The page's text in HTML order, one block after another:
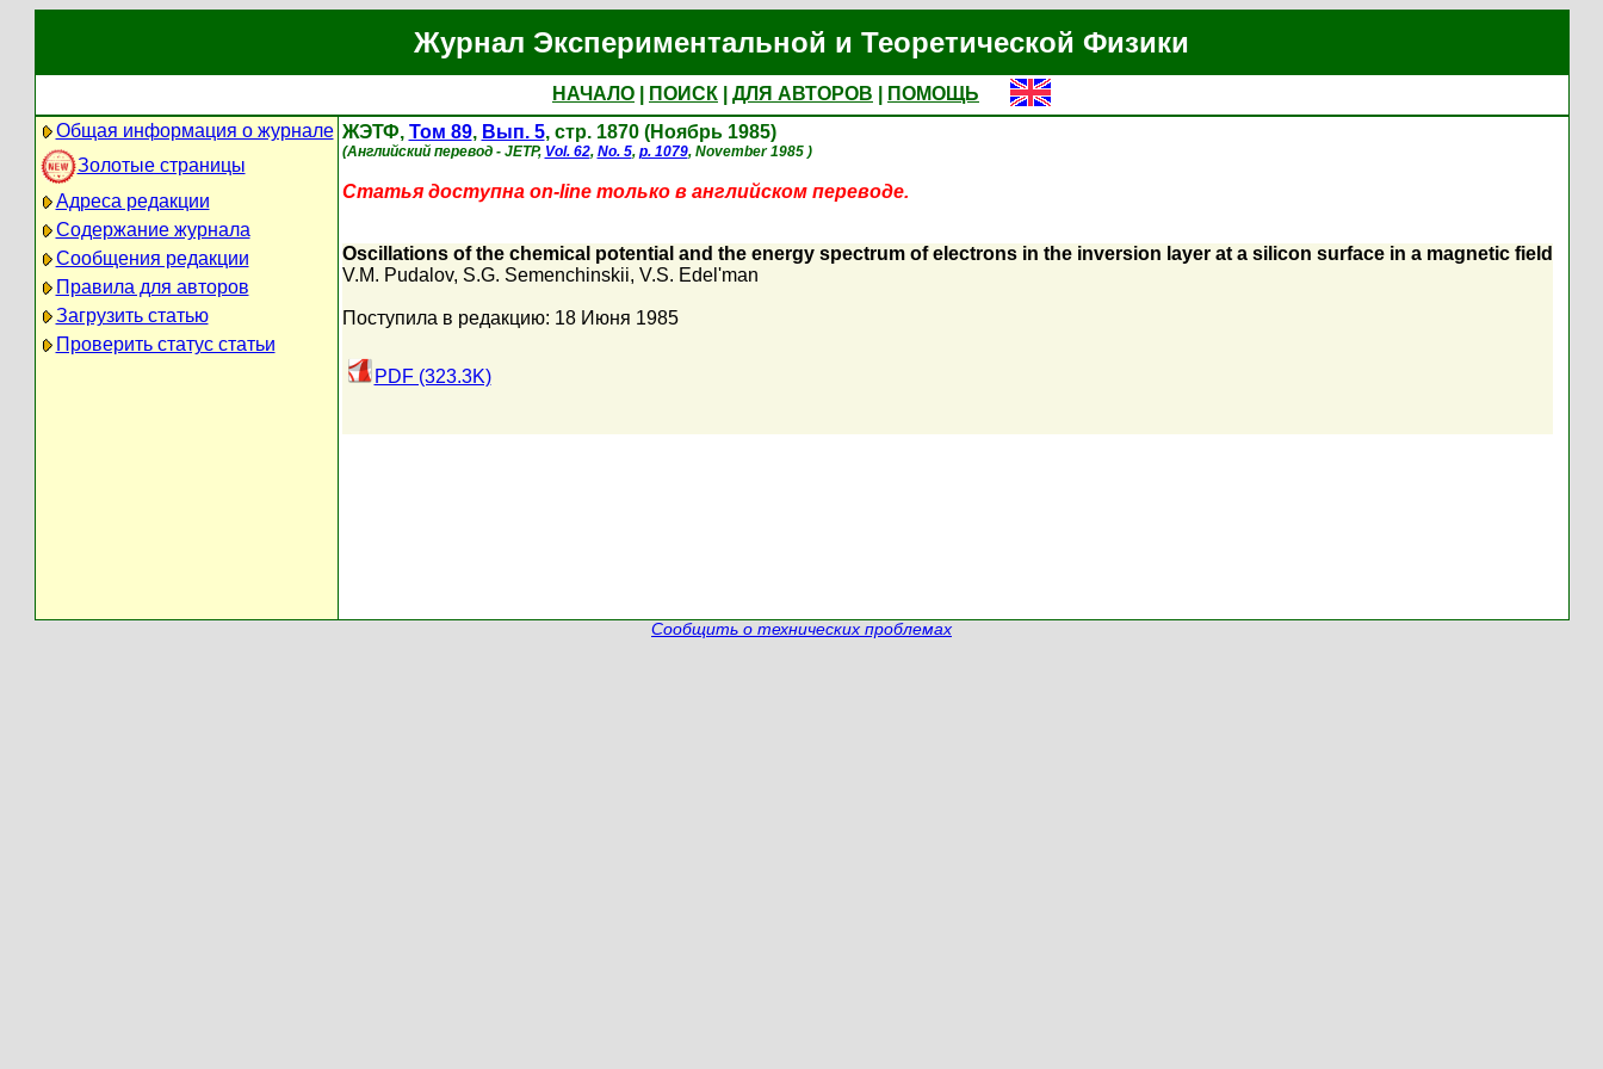
Журнал Экспериментальной и Теоретической Физики
НАЧАЛО ПОИСК ДЛЯ АВТОРОВ
ПОМОЩЬ
Общая информация о журнале
Золотые страницы
Адреса редакции
Содержание журнала
Сообщения редакции
Правила для авторов
Загрузить статью
Проверить статус статьи
ЖЭТФ, Том 89, Вып. 5, стр. 1870 (Ноябрь 1985)
(Английский перевод - JETP, Vol. 62, No. 5, p. 1079, November 1985 )
Статья доступна on-line только в английском переводе.
Oscillations of the chemical potential and the energy spectrum of electrons in the inversion layer at a silicon surface in a magnetic field
V.M. Pudalov, S.G. Semenchinskii, V.S. Edel'man
Поступила в редакцию: 18 Июня 1985
PDF (323.3K)
Сообщить о технических проблемах